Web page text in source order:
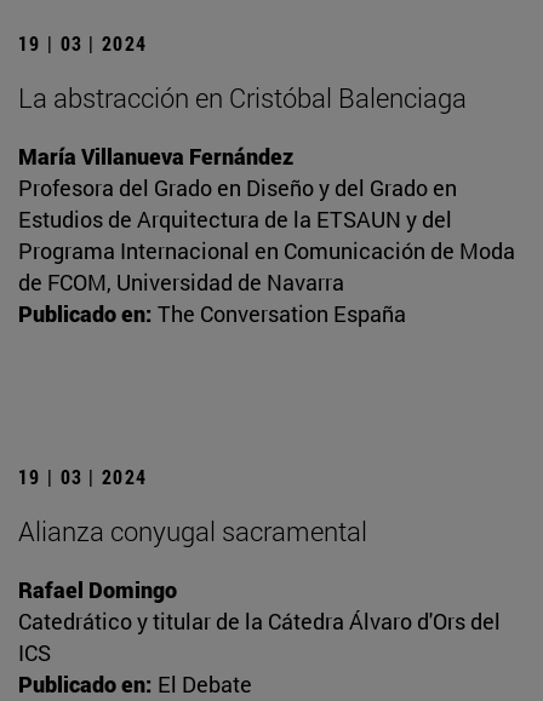
19 | 03 | 2024
La abstracción en Cristóbal Balenciaga
María Villanueva Fernández
Profesora del Grado en Diseño y del Grado en
Estudios de Arquitectura de la ETSAUN y del
Programa Internacional en Comunicación de Moda
de FCOM, Universidad de Navarra
Publicado en: The Conversation España
19 | 03 | 2024
Alianza conyugal sacramental
Rafael Domingo
Catedrático y titular de la Cátedra Álvaro d'Ors del
ICS
Publicado en: El Debate